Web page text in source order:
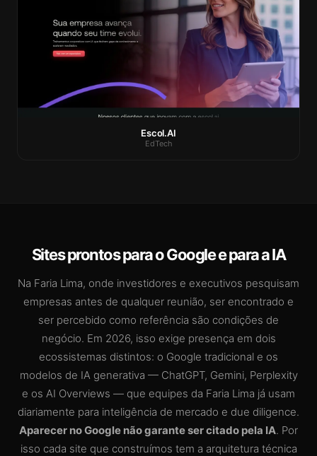
Escol.AI
EdTech
Sites prontos para o Google e para a IA
Na Faria Lima, onde investidores e executivos pesquisam
empresas antes de qualquer reunião, ser encontrado e
ser percebido como referência são condições de
negócio. Em 2026, isso exige presença em dois
ecossistemas distintos: o Google tradicional e os
modelos de IA generativa — ChatGPT, Gemini, Perplexity
e os AI Overviews — que equipes da Faria Lima já usam
diariamente para inteligência de mercado e due diligence.
Aparecer no Google não garante ser citado pela IA. Por
isso cada site que construímos tem a arquitetura técnica